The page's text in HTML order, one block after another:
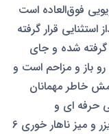
فوق‌العاده است
قرار گرفته
گرفته شده و جای
رو باز و مزاحم است و
خاطر مهمانان
حرفه ای و
لباسشویی و ظرفشویی و تستر و یخچال فریزر و میز ناهار خوری 6